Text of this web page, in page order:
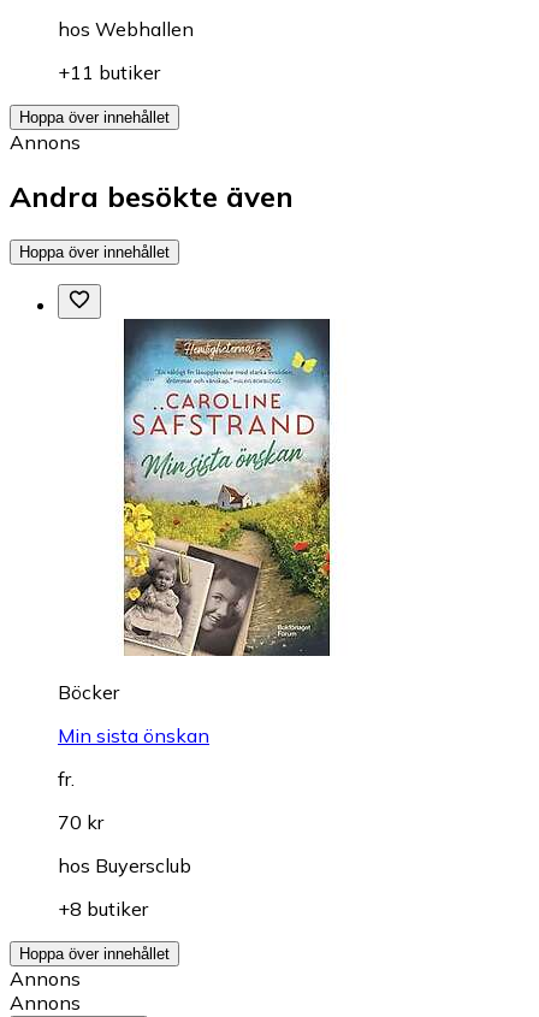
hos Webhallen
+11 butiker
Hoppa över innehållet
Annons
Andra besökte även
Hoppa över innehållet
Böcker
Min sista önskan
fr.
70 kr
hos Buyersclub
+8 butiker
Hoppa över innehållet
Annons
Annons